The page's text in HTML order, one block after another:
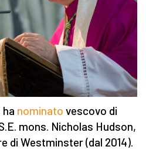
ha nominato vescovo di
mons. Nicholas Hudson,
di Westminster (dal 2014).